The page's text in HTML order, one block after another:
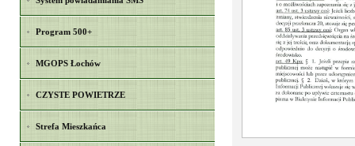
Program 500+
MGOPS Łochów
CZYSTE POWIETRZE
Strefa Mieszkańca